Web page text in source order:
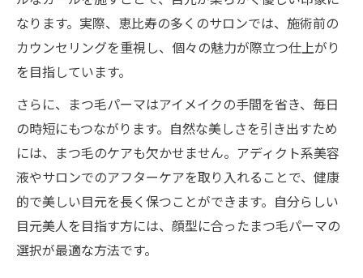
なります。実際、恵比寿の多くのサロンでは、施術前の
カウンセリングを重視し、個々の魅力が際立つ仕上がり
を目指しています。
さらに、まつ毛パーマはアイメイクの手間を省き、毎日
の時短にもつながります。自然な美しさを引き出すため
には、まつ毛のケアも欠かせません。アディクト系美容
液やサロンでのアフターケアを取り入れることで、健康
的で美しい目元を長く保つことができます。自分らしい
目元美人を目指す方には、顔型に合ったまつ毛パーマの
選択が最適な方法です。